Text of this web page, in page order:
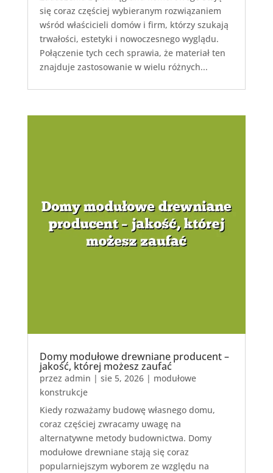
się coraz częściej wybieranym rozwiązaniem
wśród właścicieli domów i firm, którzy szukają
trwałości, estetyki i nowoczesnego wyglądu.
Połączenie tych cech sprawia, że materiał ten
znajduje zastosowanie w wielu różnych...
Domy modułowe drewniane producent –
jakość, której możesz zaufać
przez admin | sie 5, 2026| modułowe
konstrukcje
Kiedy rozważamy budowę własnego domu,
coraz częściej zwracamy uwagę na
alternatywne metody budownictwa. Domy
modułowe drewniane stają się coraz
popularniejszym wyborem ze względu na